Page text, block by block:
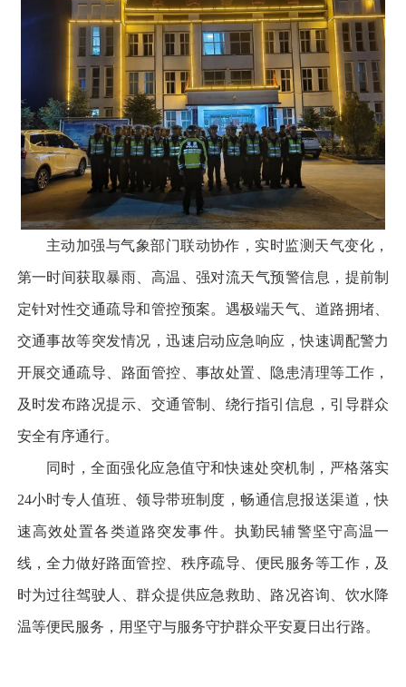
主动加强与气象部门联动协作，实时监测天气变化，
第一时间获取暴雨、高温、强对流天气预警信息，提前制
定针对性交通疏导和管控预案。遇极端天气、道路拥堵、
交通事故等突发情况，迅速启动应急响应，快速调配警力
开展交通疏导、路面管控、事故处置、隐患清理等工作，
及时发布路况提示、交通管制、绕行指引信息，引导群众
安全有序通行。
同时，全面强化应急值守和快速处突机制，严格落实
24小时专人值班、领导带班制度，畅通信息报送渠道，快
速高效处置各类道路突发事件。执勤民辅警坚守高温一
线，全力做好路面管控、秩序疏导、便民服务等工作，及
时为过往驾驶人、群众提供应急救助、路况咨询、饮水降
温等便民服务，用坚守与服务守护群众平安夏日出行路。